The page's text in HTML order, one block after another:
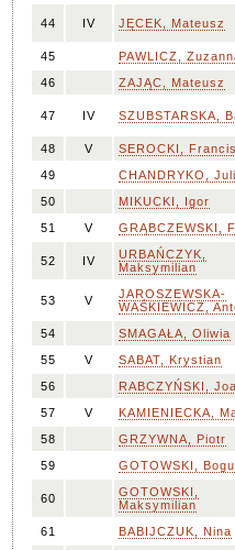
44 IV JĘCEK, Mateusz
45
PAWLICZ,
46
ZAJĄC, Mateusz
47 IV SZUBSTARSKA,
48 V
SEROCKI,
49
CHANDRYKO,
50
MIKUCKI, Igor
51
V GRĄBCZEWSKI,
52 IV
URBAŃCZYK,
Maksymilian
53 V
JAROSZEWSKA-
WAŚKIEWICZ,
54
SMAGAŁA, Oliwia
55
V
SABAT, Krystian
56
RABCZYŃSKI,
57
V
KAMIENIECKA,
58
GRZYWNA, Piotr
59
GOTOWSKI,
60
GOTOWSKI,
Maksymilian
61
BABIJCZUK, Nina